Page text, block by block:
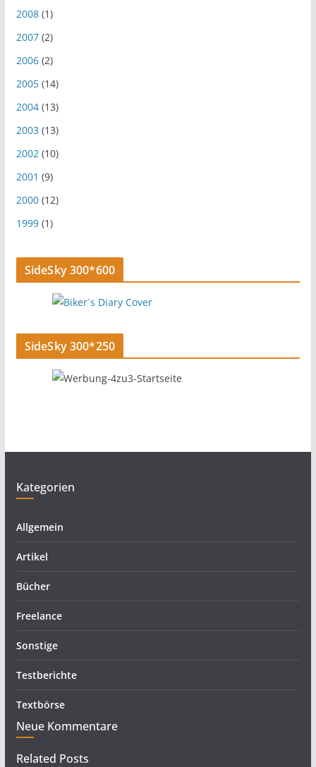
2008(1)
2007(2)
2006(2)
2005(14)
2004(13)
2003 (13)
2002(10)
2001 (9)
2000(12)
1999(1)
SideSky 300*600
SideSky 300*250
Kategorien
Allgemein
Artikel
Bücher
Freelance
Sonstige
Testberichte
Textbörse
Neue Kommentare
Related Posts